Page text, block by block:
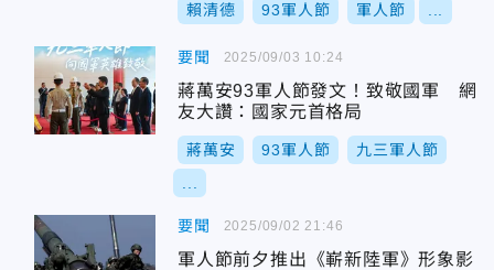
賴清德 93軍人節 軍人節
要聞
蔣萬安93軍人節發文！致敬國軍 網
友大讚：國家元首格局
蔣萬安 93軍人節 九三軍人節
2025/09/03 10:24
要聞
軍人節前夕推出《嶄新陸軍》形象影
2025/09/02 21:46